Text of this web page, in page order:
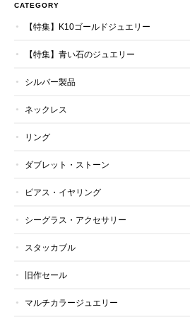
CATEGORY
【特集】K10ゴールドジュエリー
【特集】青い石のジュエリー
シルバー製品
ネックレス
リング
ダブレット・ストーン
ピアス・イヤリング
シーグラス・アクセサリー
スタッカブル
旧作セール
マルチカラージュエリー